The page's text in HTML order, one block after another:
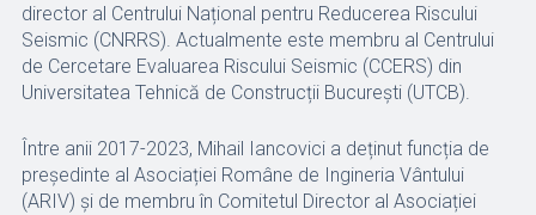
director al Centrului Național pentru Reducerea Riscului
Seismic (CNRRS). Actualmente este membru al Centrului
de Cercetare Evaluarea Riscului Seismic (CCERS) din
Universitatea Tehnică de Construcții București (UTCB).
Între anii 2017-2023, Mihail Iancovici a deținut funcția de
președinte al Asociației Române de Ingineria Vântului
(ARIV) și de membru în Comitetul Director al Asociației